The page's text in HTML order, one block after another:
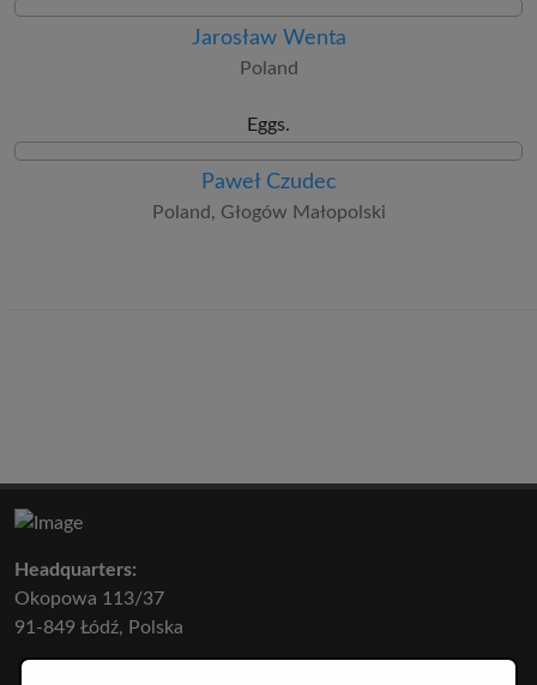
Jarosław Wenta
Poland
Eggs.
Paweł Czudec
Poland, Głogów Małopolski
Headquarters:
Okopowa 113/37
91-849 Łódź, Polska